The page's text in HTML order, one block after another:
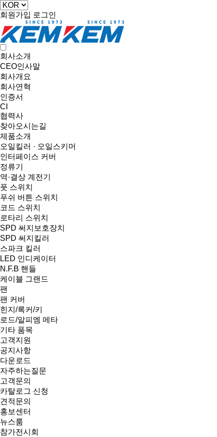
회원가입 로그인
회사소개
CEO인사말
회사개요
회사연혁
인증서
CI
협력사
찾아오시는길
제품소개
오일킬러 · 오일스키머
인터페이스 커버
정류기
역·결상 계전기
풋 스위치
푸쉬 버튼 스위치
코드 스위치
로타리 스위치
SPD 써지보호장치
SPD 써지킬러
스파크 킬러
LED 인디케이터
N.F.B 핸들
케이블 그랜드
팬
팬 커버
힌지/록커/키
로드/알피엠 메타
기타 품목
고객지원
공지사항
다운로드
자주하는질문
고객문의
카탈로그 신청
견적문의
홍보센터
뉴스룸
참가전시회